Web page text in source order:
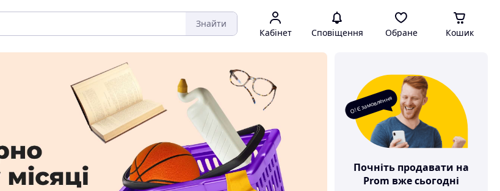
Знайти
Кабінет Сповіщення Обране Кошик
О! Є замовлення
Почніть продавати на
Prom вже сьогодні